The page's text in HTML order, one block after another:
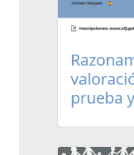
prueba